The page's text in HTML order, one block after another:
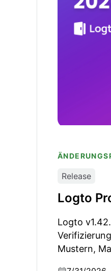
Release
Logto
Logto
Mustern,